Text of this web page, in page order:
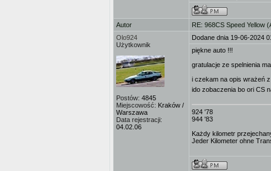
Autor
RE: 968CS Speed Yellow
Olo924
Użytkownik
Postów: 4845
Miejscowość: Kraków /
Warszawa
Data rejestracji:
04.02.06
Dodane dnia 19-06-2024
piękne auto !!!
gratulacje ze spelnienia
i czekam na opis wrażeń
ido zobaczenia bo ori CS
924 '78
944 '83
Każdy kilometr
Jeder Kilometer ohne